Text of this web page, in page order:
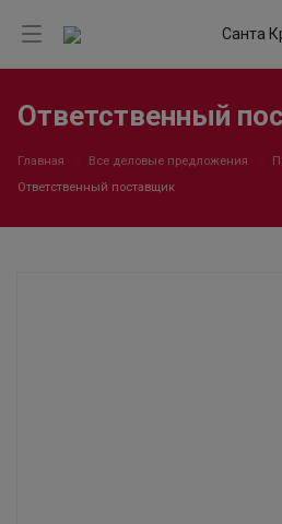
Санта
Ответственный
Главная Все деловые предложения
Ответственный поставщик